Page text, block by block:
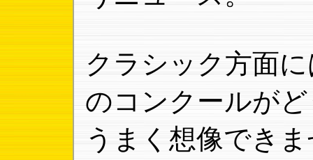
クラシック方面
のコンクールが
うまく想像でき